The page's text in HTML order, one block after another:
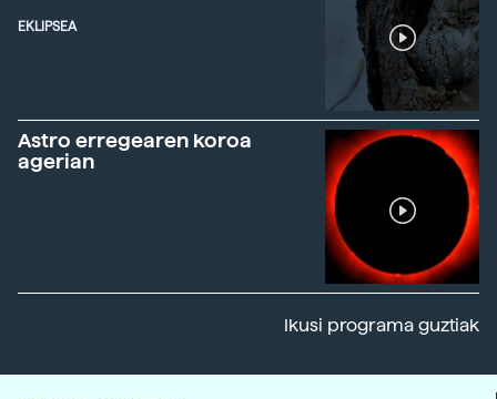
EKLIPSEA
Astro erregearen koroa
agerian
Ikusi programa guztiak